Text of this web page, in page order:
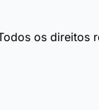
os direitos